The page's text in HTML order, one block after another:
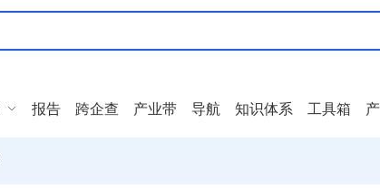
报告 跨企查 产业带 导航 知识体系 工具箱